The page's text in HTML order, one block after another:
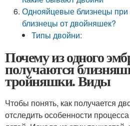
Однояйцевые близнецы при
близнецы от двойняшек?
Типы двойни:
Почему из одного
получаются
тройняшки. Виды
Чтобы понять, как получается
отследить особенности